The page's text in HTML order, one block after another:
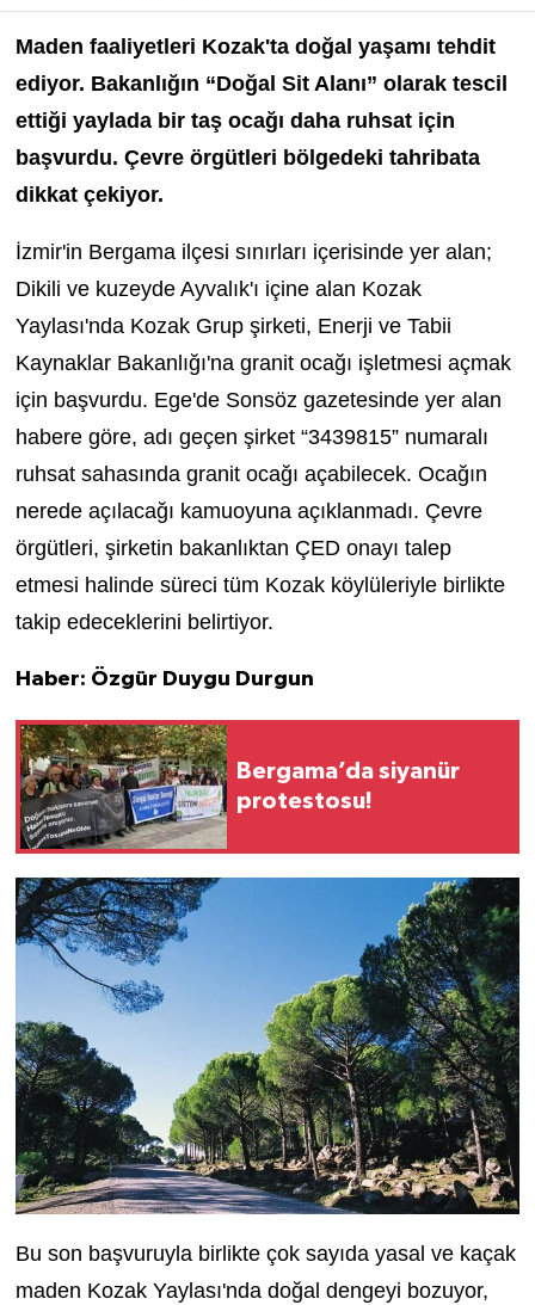
Maden faaliyetleri Kozak'ta doğal yaşamı tehdit
ediyor. Bakanlığın “Doğal Sit Alanı” olarak tescil
ettiği yaylada bir taş ocağı daha ruhsat için
başvurdu. Çevre örgütleri bölgedeki tahribata
dikkat çekiyor.
İzmir'in Bergama ilçesi sınırları içerisinde yer alan;
Dikili ve kuzeyde Ayvalık'ı içine alan Kozak
Yaylası'nda Kozak Grup şirketi, Enerji ve Tabii
Kaynaklar Bakanlığı'na granit ocağı işletmesi açmak
için başvurdu. Ege'de Sonsöz gazetesinde yer alan
habere göre, adı geçen şirket “3439815” numaralı
ruhsat sahasında granit ocağı açabilecek. Ocağın
nerede açılacağı kamuoyuna açıklanmadı. Çevre
örgütleri, şirketin bakanlıktan ÇED onayı talep
etmesi halinde süreci tüm Kozak köylüleriyle birlikte
takip edeceklerini belirtiyor.
Haber: Özgür Duygu Durgun
Bergama’da siyanür
protestosu!
Bu son başvuruyla birlikte çok sayıda yasal ve kaçak
maden Kozak Yaylası'nda doğal dengeyi bozuyor,